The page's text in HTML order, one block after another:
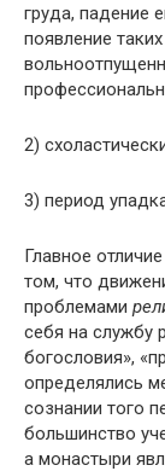
груда, падение
появление
2)
3) период
Главное отличие
том, что
проблемами
себя на службу
богословия»,
определялись
сознании того
большинство
а монастыри